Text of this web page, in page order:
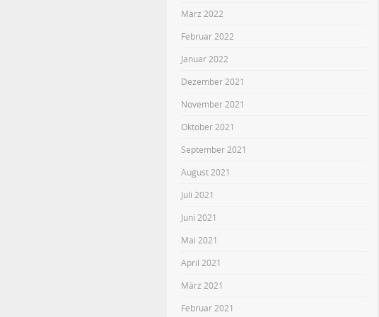
März 2022
Februar 2022
Januar 2022
Dezember 2021
November 2021
Oktober 2021
September 2021
August 2021
Juli 2021
Juni 2021
Mai 2021
April 2021
März 2021
Februar 2021